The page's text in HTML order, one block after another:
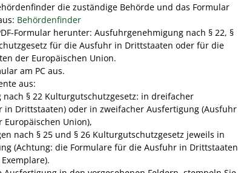
die zuständige Behörde und das Formular
Behördenfinder
Formular herunter: Ausfuhrgenehmigung nach § 22, §
für die Ausfuhr in Drittstaaten oder für die
der Europäischen Union.
am PC aus.
aus:
§ 22 Kulturgutschutzgesetz: in dreifacher
in Drittstaaten) oder in zweifacher Ausfertigung (Ausfuhr
Union),
nach § 25 und § 26 Kulturgutschutzgesetz jeweils in
(Achtung: die Formulare für die Ausfuhr in Drittstaaten